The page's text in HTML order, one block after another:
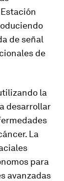
de señal
de
la
desarrollar
La
para
avanzadas